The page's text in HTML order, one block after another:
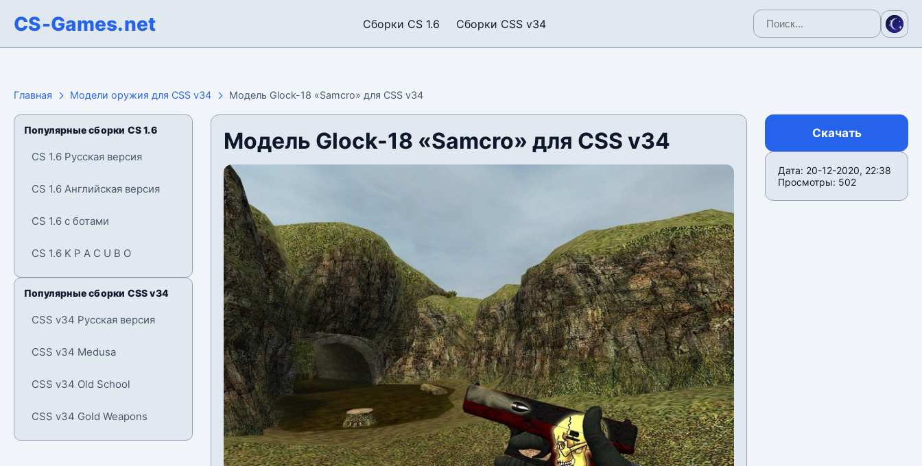
CS-Games.net Сборки CS 1.6 Сборки CSS v34
Главная Модели оружия для CSS v34 Модель Glock-18 «Samcro» для CSS v34
Популярные сборки CS 1.6
CS 1.6 Русская версия
CS 1.6 Английская версия
CS 1.6 с ботами
CS 1.6 K P A C U B O
Популярные сборки CSS v34
CSS v34 Русская версия
CSS v34 Medusa
CSS v34 Old School
CSS v34 Gold Weapons
Модель Glock-18 «Samcro» для CSS v34 Скачать
Дата: 20-12-2020, 22:38
Просмотры: 502